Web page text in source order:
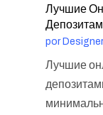
Лучшие
por Designer
Лучшие